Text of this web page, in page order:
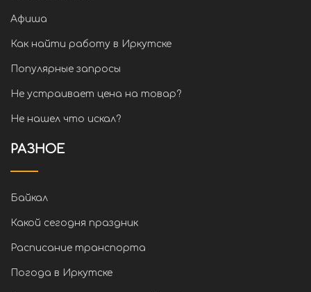
Афиша
Как найти работу в Иркутске
Популярные запросы
Не устраивает цена на товар?
Не нашел что искал?
РАЗНОЕ
Байкал
Какой сегодня праздник
Расписание транспорта
Погода в Иркутске